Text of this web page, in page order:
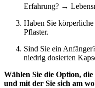
Erfahrung? →
Haben Sie
Pflaster.
Sind Sie ein
niedrig dosierten
Wählen Sie die Option,
und mit der Sie sich am